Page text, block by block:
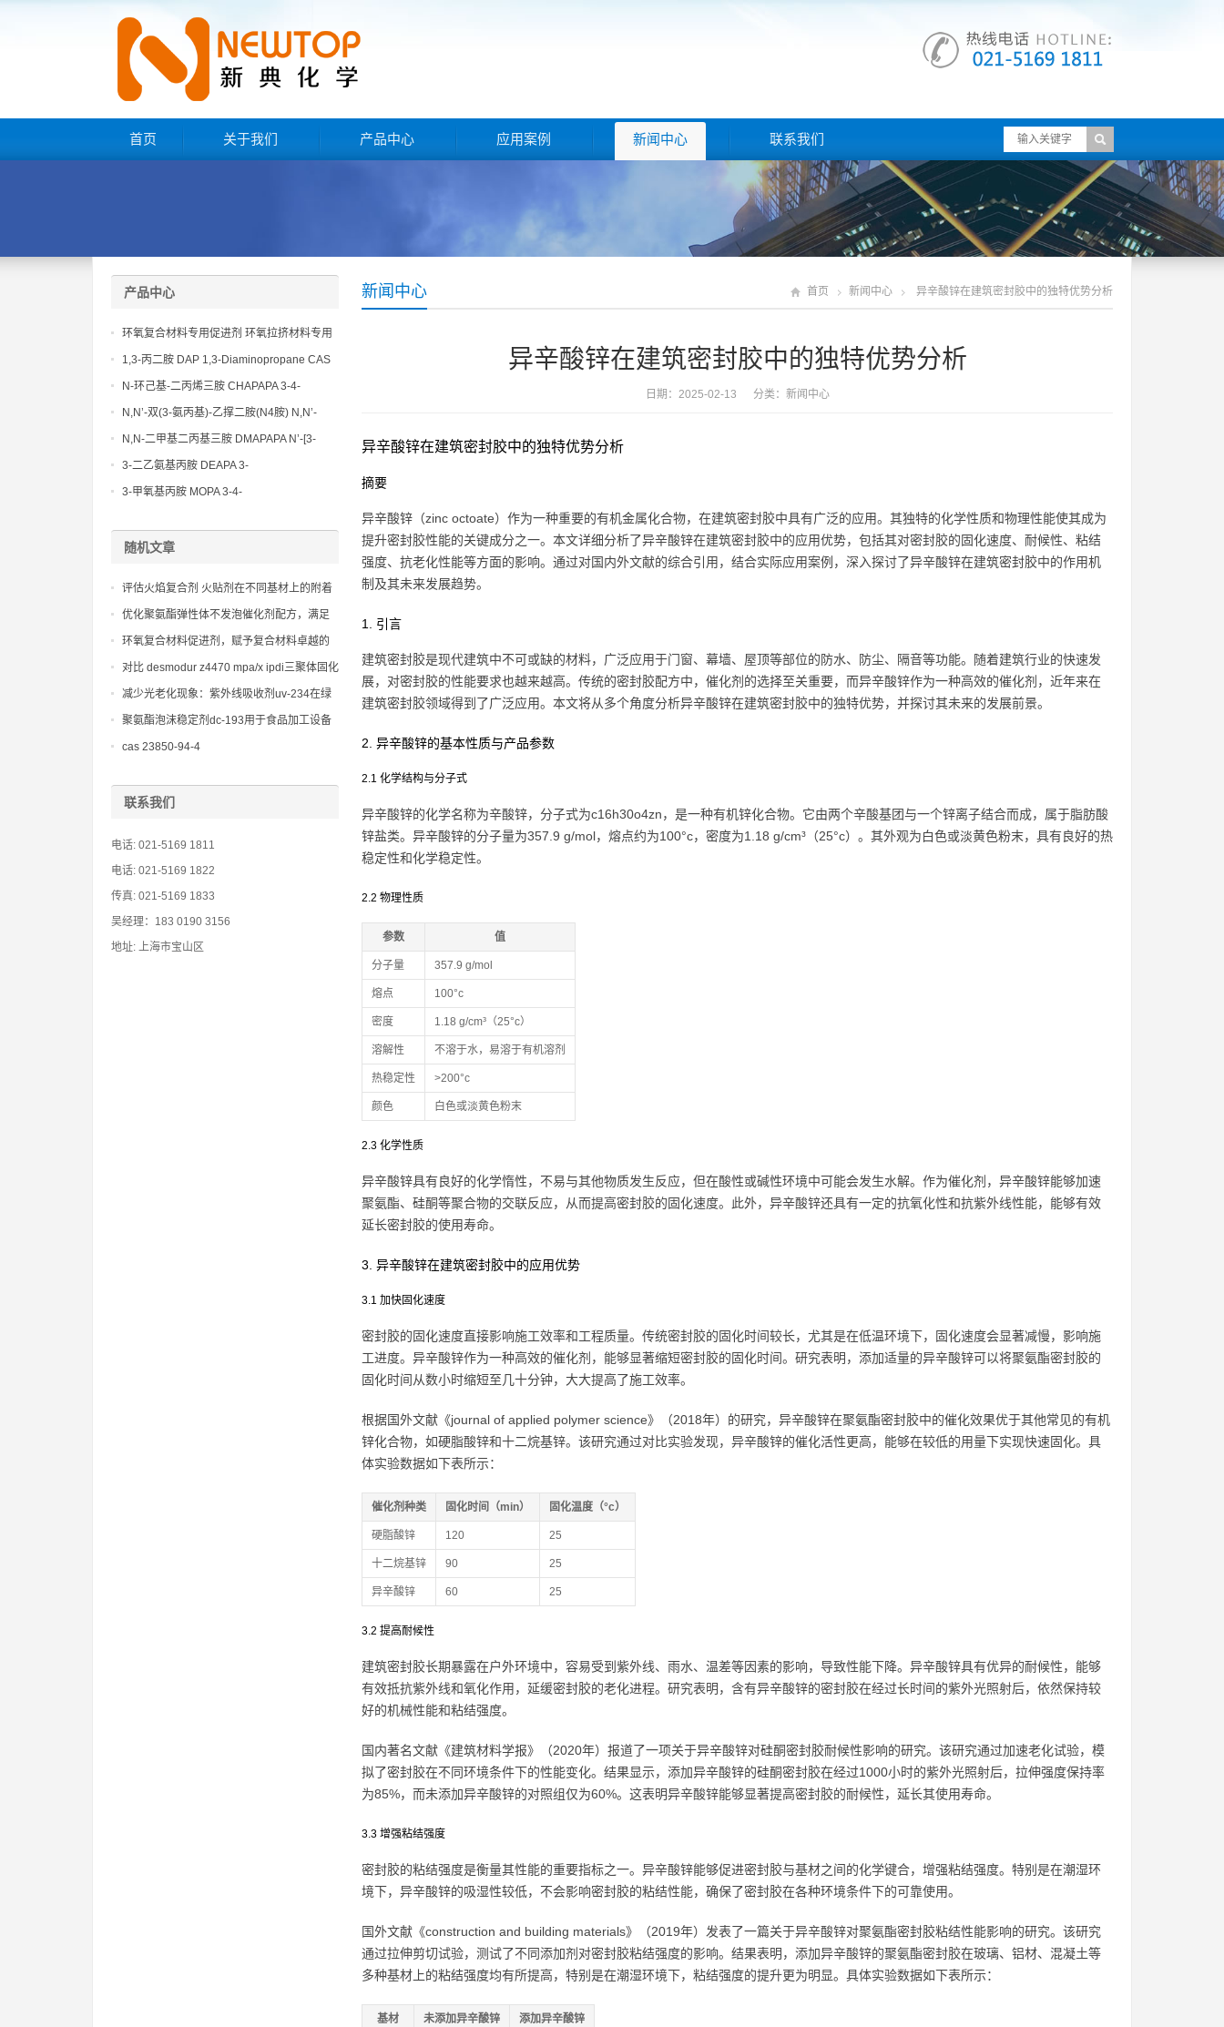
首页 关于我们 产品中心 应用案例 新闻中心 联系我们
新闻中心 首页 新闻中心 异辛酸锌在建筑密封胶中的独特优势分析
异辛酸锌在建筑密封胶中的独特优势分析
日期：2025-02-13 分类： 新闻中心
异辛酸锌在建筑密封胶中的独特优势分析
摘要
异辛酸锌（zinc octoate）作为一种重要的有机金属化合物，在建筑密封胶中具有广泛的应用。其独特的化学性质和物理性能使其成为
提升密封胶性能的关键成分之一。本文详细分析了异辛酸锌在建筑密封胶中的应用优势，包括其对密封胶的固化速度、耐候性、粘结
强度、抗老化性能等方面的影响。通过对国内外文献的综合引用，结合实际应用案例，深入探讨了异辛酸锌在建筑密封胶中的作用机
制及其未来发展趋势。
1. 引言
建筑密封胶是现代建筑中不可或缺的材料，广泛应用于门窗、幕墙、屋顶等部位的防水、防尘、隔音等功能。随着建筑行业的快速发
展，对密封胶的性能要求也越来越高。传统的密封胶配方中，催化剂的选择至关重要，而异辛酸锌作为一种高效的催化剂，近年来在
建筑密封胶领域得到了广泛应用。本文将从多个角度分析异辛酸锌在建筑密封胶中的独特优势，并探讨其未来的发展前景。
2. 异辛酸锌的基本性质与产品参数
2.1 化学结构与分子式
异辛酸锌的化学名称为辛酸锌，分子式为c16h30o4zn，是一种有机锌化合物。它由两个辛酸基团与一个锌离子结合而成，属于脂肪酸
锌盐类。异辛酸锌的分子量为357.9 g/mol，熔点约为100°c，密度为1.18 g/cm³（25°c）。其外观为白色或淡黄色粉末，具有良好的热
稳定性和化学稳定性。
2.2 物理性质
参数 值
分子量 357.9 g/mol
熔点 100°c
密度 1.18 g/cm³（25°c）
溶解性 不溶于水，易溶于有机溶剂
热稳定性 >200°c
颜色 白色或淡黄色粉末
2.3 化学性质
异辛酸锌具有良好的化学惰性，不易与其他物质发生反应，但在酸性或碱性环境中可能会发生水解。作为催化剂，异辛酸锌能够加速
聚氨酯、硅酮等聚合物的交联反应，从而提高密封胶的固化速度。此外，异辛酸锌还具有一定的抗氧化性和抗紫外线性能，能够有效
延长密封胶的使用寿命。
3. 异辛酸锌在建筑密封胶中的应用优势
3.1 加快固化速度
密封胶的固化速度直接影响施工效率和工程质量。传统密封胶的固化时间较长，尤其是在低温环境下，固化速度会显著减慢，影响施
工进度。异辛酸锌作为一种高效的催化剂，能够显著缩短密封胶的固化时间。研究表明，添加适量的异辛酸锌可以将聚氨酯密封胶的
固化时间从数小时缩短至几十分钟，大大提高了施工效率。
根据国外文献《journal of applied polymer science》（2018年）的研究，异辛酸锌在聚氨酯密封胶中的催化效果优于其他常见的有机
锌化合物，如硬脂酸锌和十二烷基锌。该研究通过对比实验发现，异辛酸锌的催化活性更高，能够在较低的用量下实现快速固化。具
体实验数据如下表所示：
催化剂种类 固化时间（min） 固化温度（°c）
硬脂酸锌 120 25
十二烷基锌 90 25
异辛酸锌 60 25
3.2 提高耐候性
建筑密封胶长期暴露在户外环境中，容易受到紫外线、雨水、温差等因素的影响，导致性能下降。异辛酸锌具有优异的耐候性，能够
有效抵抗紫外线和氧化作用，延缓密封胶的老化进程。研究表明，含有异辛酸锌的密封胶在经过长时间的紫外光照射后，依然保持较
好的机械性能和粘结强度。
国内著名文献《建筑材料学报》（2020年）报道了一项关于异辛酸锌对硅酮密封胶耐候性影响的研究。该研究通过加速老化试验，模
拟了密封胶在不同环境条件下的性能变化。结果显示，添加异辛酸锌的硅酮密封胶在经过1000小时的紫外光照射后，拉伸强度保持率
为85%，而未添加异辛酸锌的对照组仅为60%。这表明异辛酸锌能够显著提高密封胶的耐候性，延长其使用寿命。
3.3 增强粘结强度
密封胶的粘结强度是衡量其性能的重要指标之一。异辛酸锌能够促进密封胶与基材之间的化学键合，增强粘结强度。特别是在潮湿环
境下，异辛酸锌的吸湿性较低，不会影响密封胶的粘结性能，确保了密封胶在各种环境条件下的可靠使用。
国外文献《construction and building materials》（2019年）发表了一篇关于异辛酸锌对聚氨酯密封胶粘结性能影响的研究。该研究
通过拉伸剪切试验，测试了不同添加剂对密封胶粘结强度的影响。结果表明，添加异辛酸锌的聚氨酯密封胶在玻璃、铝材、混凝土等
多种基材上的粘结强度均有所提高，特别是在潮湿环境下，粘结强度的提升更为明显。具体实验数据如下表所示：
基材 未添加异辛酸锌 添加异辛酸锌
产品中心
环氧复合材料专用促进剂 环氧拉挤材料专用
促进剂 NT EP 120
1,3-丙二胺 DAP 1,3-Diaminopropane CAS
No 109-76-2
N-环己基-二丙烯三胺 CHAPAPA 3-4-
Methoxypropylamine CAS No:5332-73-0
N,N’-双(3-氨丙基)-乙撑二胺(N4胺) N,N’-
Bis(3-aminopropyl)-ethylenediamine CAS
No10563-26-5
N,N-二甲基二丙基三胺 DMAPAPA N’-[3-
(dimethylamino)propyllpropane-1,3-
diamine CAS No10563-29-8
3-二乙氨基丙胺 DEAPA 3-
(Diethylamino)propylamine CAS No 104-
3-甲氧基丙胺 MOPA 3-4-
随机文章
评估火焰复合剂 火贴剂在不同基材上的附着
力与兼容性
优化聚氨酯弹性体不发泡催化剂配方，满足
不同弹性体配方对凝胶时间的要求。
环氧复合材料促进剂，赋予复合材料卓越的
机械强度和耐疲劳性能
对比 desmodur z4470 mpa/x ipdi三聚体固化
剂与其他类型固化剂的性能优势
减少光老化现象：紫外线吸收剂uv-234在绿
色化学中的贡献
聚氨酯泡沫稳定剂dc-193用于食品加工设备
上：确保食品安全的防护层
cas 23850-94-4
联系我们
电话: 021-5169 1811
电话: 021-5169 1822
传真: 021-5169 1833
吴经理：183 0190 3156
地址: 上海市宝山区